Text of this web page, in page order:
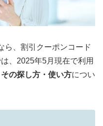
ら、割引クーポンコード
、2025年5月現在で利用
の探し方・使い方につい